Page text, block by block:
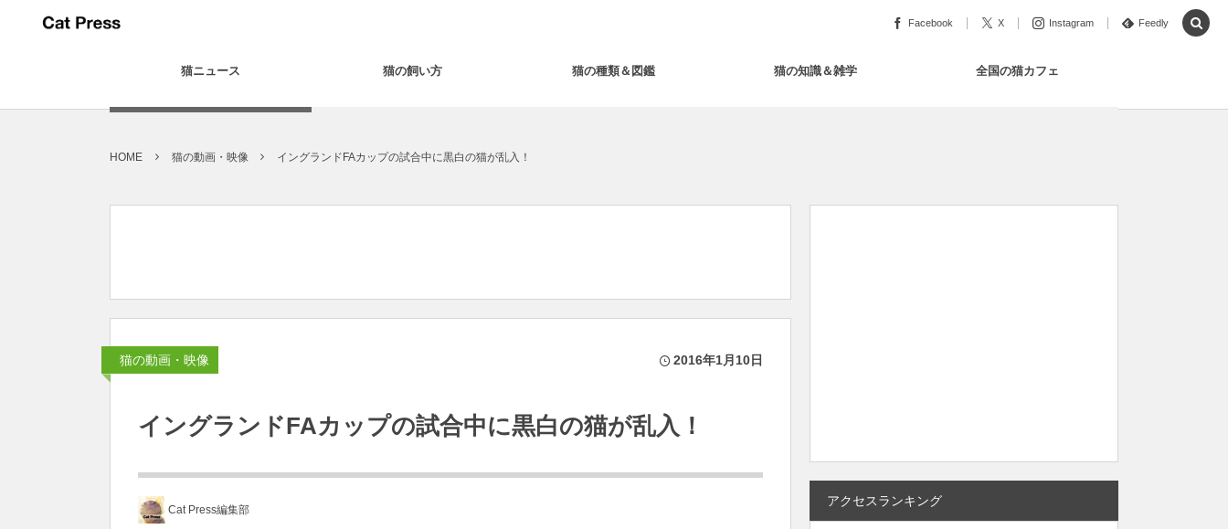
Facebook X Instagram Feedly
猫ニュース 猫の飼い方 猫の種類＆図鑑 猫の知識＆雑学 全国の猫カフェ
HOME 猫の動画・映像 イングランドFAカップの試合中に黒白の猫が乱入！
猫の動画・映像 2016年1月10日
イングランドFAカップの試合中に黒白の猫が乱入！
Cat Press編集部
アクセスランキング